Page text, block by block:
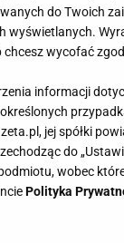
do Twoich
wyświetlanych.
wycofać
informacji
jej spółki
do
wobec
Polityka